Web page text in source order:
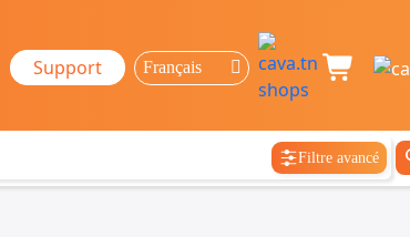
Support
Filtre avancé